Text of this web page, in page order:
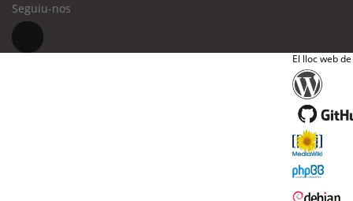
Seguiu-nos
El lloc web